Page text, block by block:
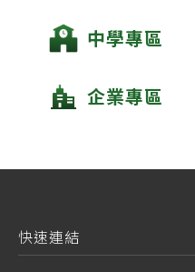
中學專區
企業專區
快速連結